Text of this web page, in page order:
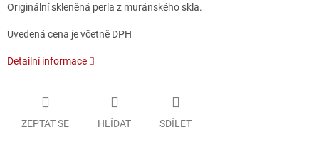
Originální skleněná perla z muránského skla.
Uvedená cena je včetně DPH
Detailní informace
ZEPTAT SE HLÍDAT SDÍLET